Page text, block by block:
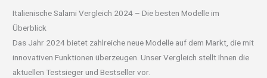
Italienische Salami Vergleich 2024 – Die besten Modelle im
Überblick
Das Jahr 2024 bietet zahlreiche neue Modelle auf dem Markt, die mit
innovativen Funktionen überzeugen. Unser Vergleich stellt Ihnen die
aktuellen Testsieger und Bestseller vor.